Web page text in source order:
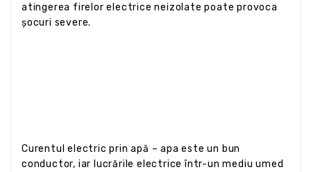
atingerea firelor electrice neizolate poate provoca
șocuri severe.
Curentul electric prin apă – apa este un bun
conductor, iar lucrările electrice într-un mediu umed